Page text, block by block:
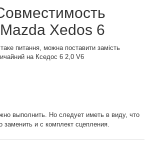
Xedos 6
таке питання, можна поставити замість
на Кседос 6 2,0 V6
выполнить. Но следует иметь в виду, что
заменить и с комплект сцепления.